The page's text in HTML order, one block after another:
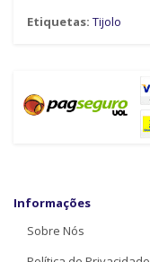
Etiquetas: Tijolo
Informações
Sobre Nós